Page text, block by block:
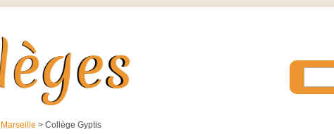
Marseille > Collège Gyptis